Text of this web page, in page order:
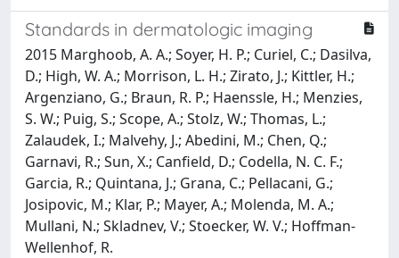
Standards in dermatologic imaging
2015 Marghoob, A. A.; Soyer, H. P.; Curiel, C.; Dasilva,
D.; High, W. A.; Morrison, L. H.; Zirato, J.; Kittler, H.;
Argenziano, G.; Braun, R. P.; Haenssle, H.; Menzies,
S. W.; Puig, S.; Scope, A.; Stolz, W.; Thomas, L.;
Zalaudek, I.; Malvehy, J.; Abedini, M.; Chen, Q.;
Garnavi, R.; Sun, X.; Canfield, D.; Codella, N. C. F.;
Garcia, R.; Quintana, J.; Grana, C.; Pellacani, G.;
Josipovic, M.; Klar, P.; Mayer, A.; Molenda, M. A.;
Mullani, N.; Skladnev, V.; Stoecker, W. V.; Hoffman-
Wellenhof, R.